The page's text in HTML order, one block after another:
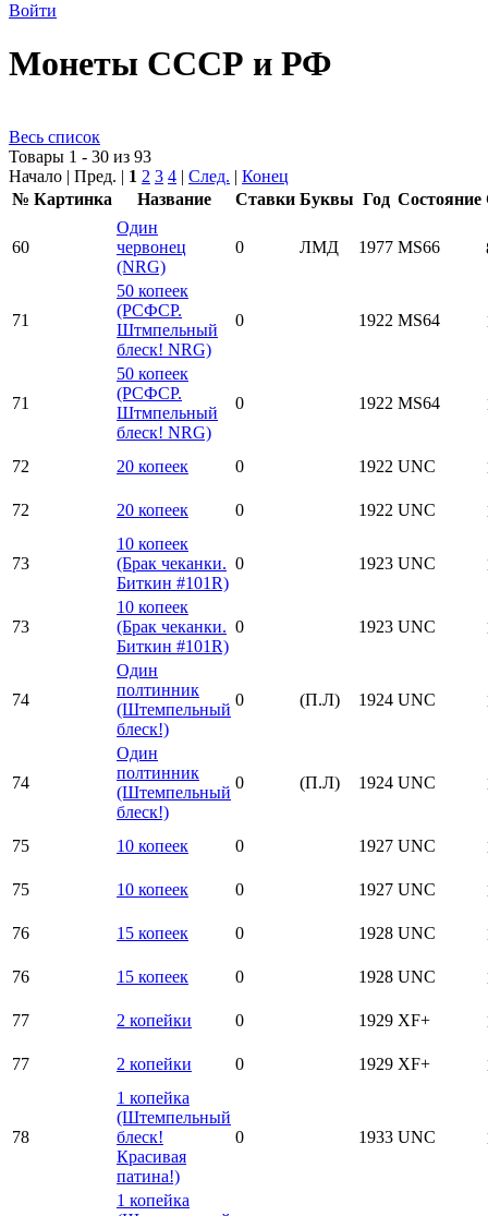
Войти
Монеты СССР и РФ
Весь список
Товары 1 - 30 из 93
Начало | Пред. | 1 2 3 4 | След. | Конец
№ Картинка Название Ставки Буквы Год Состояние
60
Один
червонец
(NRG)
0 ЛМД 1977 MS66
71
50 копеек
(РСФСР.
Штмпельный
блеск! NRG)
0 1922 MS64
71
50 копеек
(РСФСР.
Штмпельный
блеск! NRG)
0 1922 MS64
72 20 копеек 0 1922 UNC
72 20 копеек 0 1922 UNC
73
10 копеек
(Брак чеканки.
Биткин #101R)
0 1923 UNC
73
10 копеек
(Брак чеканки.
Биткин #101R)
0 1923 UNC
74
Один
полтинник
(Штемпельный
блеск!)
0 (П.Л) 1924 UNC
74
Один
полтинник
(Штемпельный
блеск!)
0 (П.Л) 1924 UNC
75 10 копеек 0 1927 UNC
75 10 копеек 0 1927 UNC
76 15 копеек 0 1928 UNC
76 15 копеек 0 1928 UNC
77 2 копейки 0 1929 XF+
77 2 копейки 0 1929 XF+
78
1 копейка
(Штемпельный
блеск!
Красивая
патина!)
0 1933 UNC
1 копейка